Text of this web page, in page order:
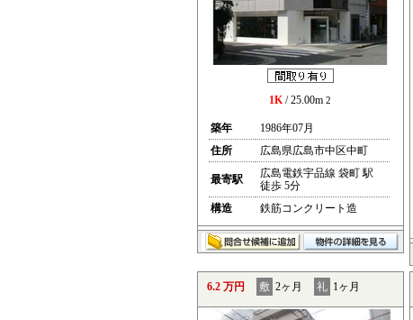
1K/ 25.00m 2
築年
1986年07月
住所
広島県広島市中区中町
最寄駅
広島電鉄宇品線 袋町 駅
徒歩 5分
構造
鉄筋コンクリート造
6.2 万円 敷 2ヶ月 礼 1ヶ月